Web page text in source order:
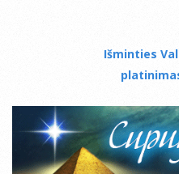
Išminties